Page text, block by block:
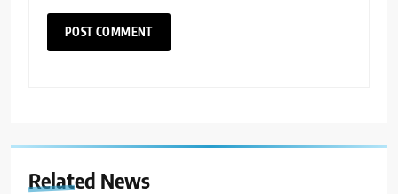
Related News